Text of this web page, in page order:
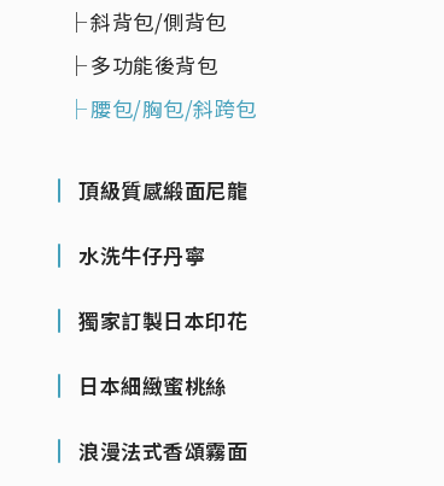
斜背包/側背包
多功能後背包
腰包/胸包/斜跨包
頂級質感緞面尼龍
水洗牛仔丹寧
獨家訂製日本印花
日本細緻蜜桃絲
浪漫法式香頌霧面